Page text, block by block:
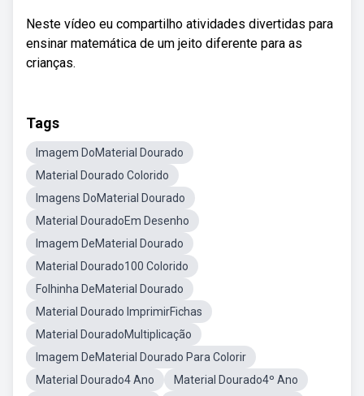
Neste vídeo eu compartilho atividades divertidas para
ensinar matemática de um jeito diferente para as
crianças.
Tags
Imagem DoMaterial Dourado
Material Dourado Colorido
Imagens DoMaterial Dourado
Material DouradoEm Desenho
Imagem DeMaterial Dourado
Material Dourado100 Colorido
Folhinha DeMaterial Dourado
Material Dourado ImprimirFichas
Material DouradoMultiplicação
Imagem DeMaterial Dourado Para Colorir
Material Dourado4 Ano
Material Dourado4º Ano